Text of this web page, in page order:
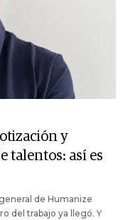
y
talentos: así es
de Humanize
del trabajo ya llegó. Y